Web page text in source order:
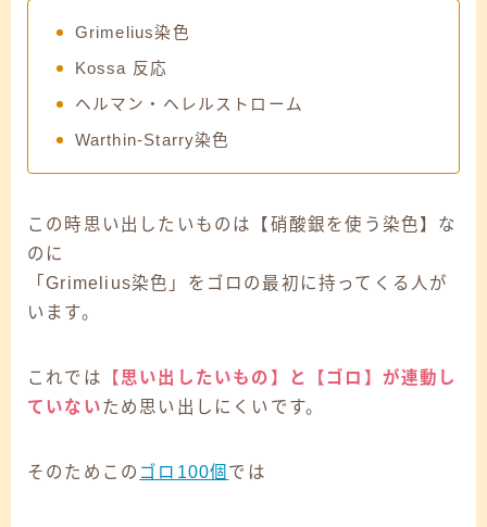
Grimelius染色
Kossa 反応
ヘルマン・ヘレルストローム
Warthin-Starry染色
この時思い出したいものは【硝酸銀を使う染色】な
のに
「Grimelius染色」をゴロの最初に持ってくる人が
います。
これでは
【思い出したいもの】と【ゴロ】が連動し
ていないため思い出しにくいです。
そのためこの ゴロ100個 では